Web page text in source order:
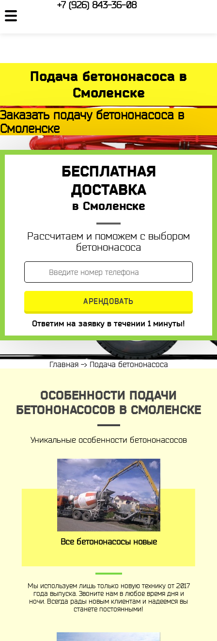
+7 (926) 843-36-08
Подача бетононасоса в
Смоленске
Заказать подачу бетононасоса в
Смоленске
БЕСПЛАТНАЯ
ДОСТАВКА
в Смоленске
Рассчитаем и поможем с выбором
бетононасоса
Ответим на заявку в течении 1 минуты!
Главная-> Подача бетононасоса
ОСОБЕННОСТИ ПОДАЧИ
БЕТОНОНАСОСОВ В СМОЛЕНСКЕ
Уникальные особенности бетононасосов
Все бетононасосы новые
Мы используем лишь только новую технику от 2017
года выпуска. Звоните нам в любое время дня и
ночи. Всегда рады новым клиентам и надеемся вы
станете постоянными!